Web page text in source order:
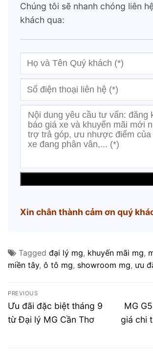
Chúng tôi sẽ nhanh chóng liên
khách qua:
Xin chân thành cảm ơn quý
Tagged đại lý mg, khuyến mãi mg,
miền tây, ô tô mg, showroom mg, ưu
Điều
hướng
bài
PREVIOUS
Previous
post:
Ưu đãi đặc biệt tháng 9
từ Đại lý MG Cần Thơ
Next
post:
MG
giá chi